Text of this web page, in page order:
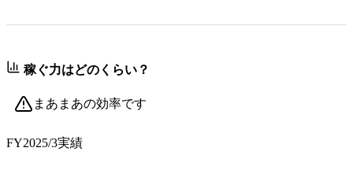
稼ぐ力はどのくらい？
まあまあの効率です
FY2025/3実績